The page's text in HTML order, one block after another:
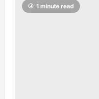
1 minute read